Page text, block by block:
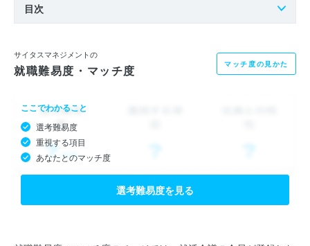
目次
サイタスマネジメントの
就職難易度・マッチ度 マッチ度の見かた
ここでわかること
選考難易度
重視する項目
あなたとのマッチ度
選考難易度を見る